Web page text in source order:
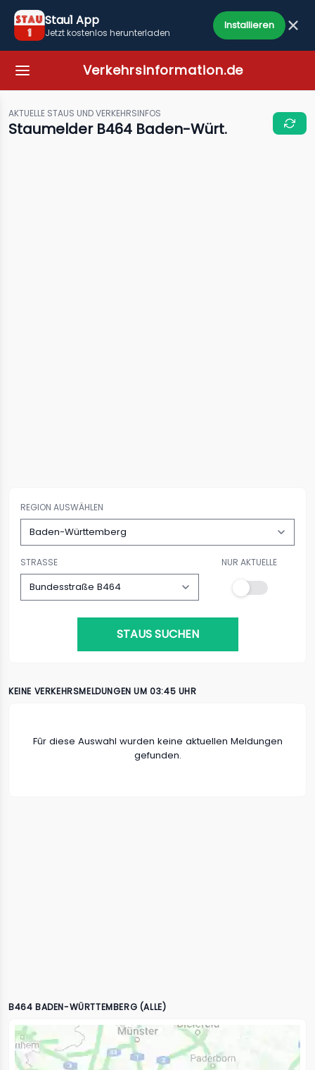
Stau1 App
Jetzt kostenlos herunterladen
Installieren
Verkehrsinformation.de
AKTUELLE STAUS UND VERKEHRSINFOS
Staumelder B464 Baden-Würt.
REGION AUSWÄHLEN
STRASSE NUR AKTUELLE
STAUS SUCHEN
KEINE VERKEHRSMELDUNGEN UM 03:45 UHR
Fûr diese Auswahl wurden keine aktuellen Meldungen
gefunden.
B464 BADEN-WÜRTTEMBERG (ALLE)